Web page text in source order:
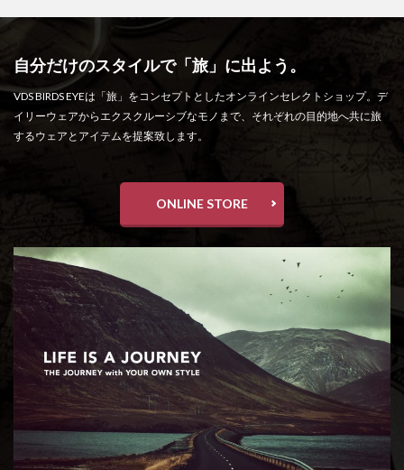
自分だけのスタイルで「旅」に出よう。
VDS BIRDS EYEは「旅」をコンセプトとしたオンラインセレクトショップ。デ
イリーウェアからエクスクルーシブなモノまで、それぞれの目的地へ共に旅
するウェアとアイテムを提案致します。
ONLINE STORE